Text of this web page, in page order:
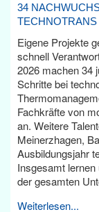
34
Eigene Projekte
schnell
2026 machen 34
Schritte bei
Fachkräfte von
an. Weitere
Meinerzhagen,
Ausbildungsjahr
Insgesamt
der gesamten
Weiterlesen...